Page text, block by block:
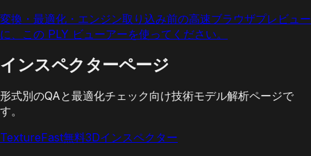
変換・最適化・エンジン取り込み前の高速ブラウザプレビュー
に、この PLY ビューアーを使ってください。
インスペクターページ
形式別のQAと最適化チェック向け技術モデル解析ページで
す。
TextureFast無料3Dインスペクター